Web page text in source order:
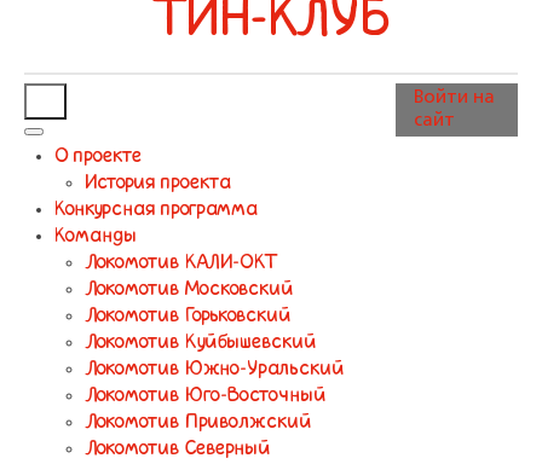
ТИН-КЛУБ
О проекте
История проекта
Конкурсная программа
Команды
Локомотив КАЛИ-ОКТ
Локомотив Московский
Локомотив Горьковский
Локомотив Куйбышевский
Локомотив Южно-Уральский
Локомотив Юго-Восточный
Локомотив Приволжский
Локомотив Северный
Войти на
сайт